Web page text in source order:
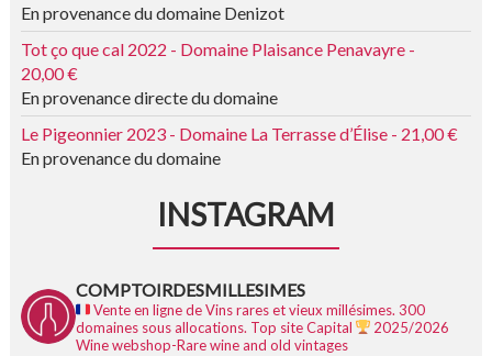
En provenance du domaine Denizot
Tot ço que cal 2022 - Domaine Plaisance Penavayre -
20,00 €
En provenance directe du domaine
Le Pigeonnier 2023 - Domaine La Terrasse d’Élise - 21,00 €
En provenance du domaine
INSTAGRAM
COMPTOIRDESMILLESIMES
Vente en ligne de Vins rares et vieux millésimes. 300
domaines sous allocations. Top site Capital
2025/2026
Wine webshop-Rare wine and old vintages